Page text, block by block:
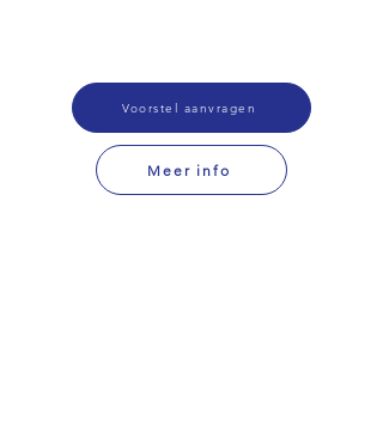
Voorstel aanvragen
Meer info